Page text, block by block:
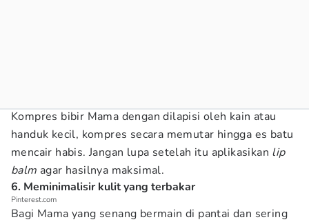
Kompres bibir Mama dengan dilapisi oleh kain atau
handuk kecil, kompres secara memutar hingga es batu
mencair habis. Jangan lupa setelah itu aplikasikan lip
balm agar hasilnya maksimal.
6. Meminimalisir kulit yang terbakar
Pinterest.com
Bagi Mama yang senang bermain di pantai dan sering